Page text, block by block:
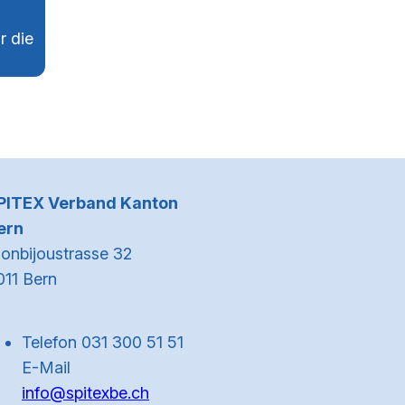
die
Verband Kanton
32
Bern
Telefon 031 300 51 51
E-Mail
info@spitexbe.ch